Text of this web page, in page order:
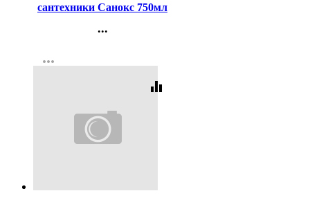
сантехники Санокс 750мл
...
Регистрация
more_horiz
equalizer